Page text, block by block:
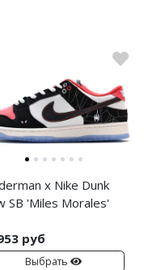
x Nike Dunk
SB 'Miles Morales'
руб
Выбрать